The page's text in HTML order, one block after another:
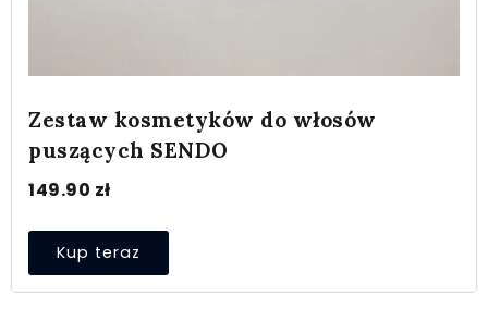
Zestaw kosmetyków do włosów
puszących SENDO
149.90 zł
Kup teraz